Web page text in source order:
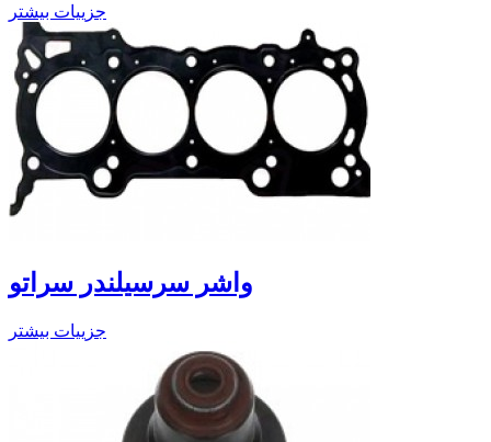
جزییات بیشتر
واشر سرسیلندر سراتو
جزییات بیشتر